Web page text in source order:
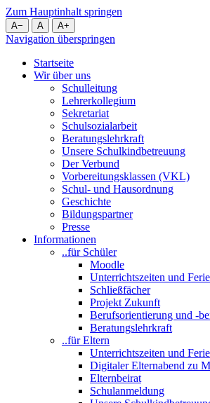
Zum Hauptinhalt springen
A− A A+
Navigation überspringen
Startseite
Wir über uns
Schulleitung
Lehrerkollegium
Sekretariat
Schulsozialarbeit
Beratungslehrkraft
Unsere Schulkindbetreuung
Der Verbund
Vorbereitungsklassen (VKL)
Schul- und Hausordnung
Geschichte
Bildungspartner
Presse
Informationen
..für Schüler
Moodle
Unterrichtszeiten und
Schließfächer
Projekt Zukunft
Berufsorientierung und -
Beratungslehrkraft
..für Eltern
Unterrichtszeiten und
Digitaler Elternabend zu
Elternbeirat
Schulanmeldung